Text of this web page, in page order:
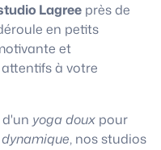
Lagree près de
en petits
et
à votre
yoga doux pour
, nos studios